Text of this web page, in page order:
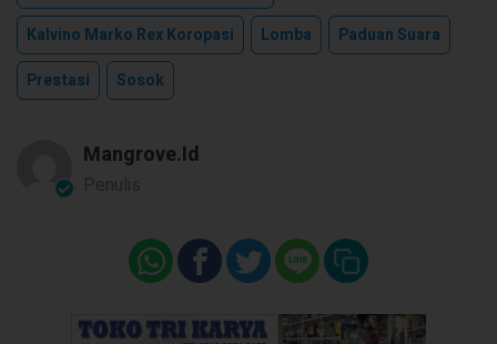
Kalvino Marko Rex Koropasi
Lomba
Paduan Suara
Prestasi
Sosok
Mangrove.id